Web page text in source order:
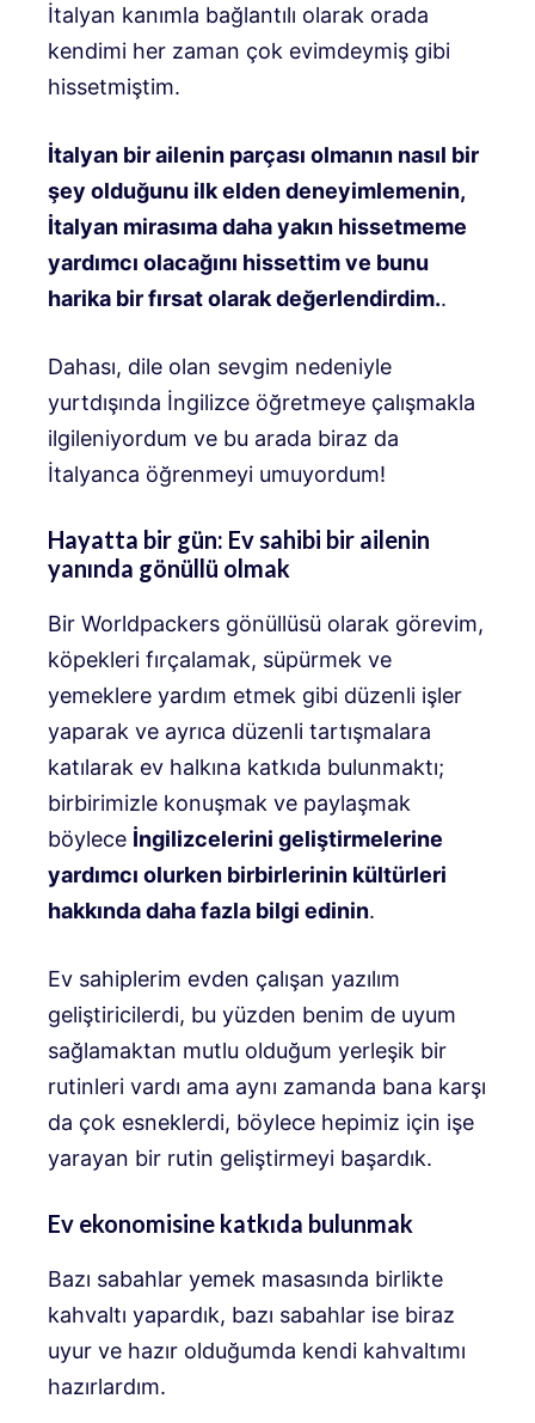
İtalyan kanımla bağlantılı olarak orada
kendimi her zaman çok evimdeymiş gibi
hissetmiştim.
İtalyan bir ailenin parçası olmanın nasıl bir
şey olduğunu ilk elden deneyimlemenin,
İtalyan mirasıma daha yakın hissetmeme
yardımcı olacağını hissettim ve bunu
harika bir fırsat olarak değerlendirdim..
Dahası, dile olan sevgim nedeniyle
yurtdışında İngilizce öğretmeye çalışmakla
ilgileniyordum ve bu arada biraz da
İtalyanca öğrenmeyi umuyordum!
Hayatta bir gün: Ev sahibi bir ailenin
yanında gönüllü olmak
Bir Worldpackers gönüllüsü olarak görevim,
köpekleri fırçalamak, süpürmek ve
yemeklere yardım etmek gibi düzenli işler
yaparak ve ayrıca düzenli tartışmalara
katılarak ev halkına katkıda bulunmaktı;
birbirimizle konuşmak ve paylaşmak
böylece İngilizcelerini geliştirmelerine
yardımcı olurken birbirlerinin kültürleri
hakkında daha fazla bilgi edinin.
Ev sahiplerim evden çalışan yazılım
geliştiricilerdi, bu yüzden benim de uyum
sağlamaktan mutlu olduğum yerleşik bir
rutinleri vardı ama aynı zamanda bana karşı
da çok esneklerdi, böylece hepimiz için işe
yarayan bir rutin geliştirmeyi başardık.
Ev ekonomisine katkıda bulunmak
Bazı sabahlar yemek masasında birlikte
kahvaltı yapardık, bazı sabahlar ise biraz
uyur ve hazır olduğumda kendi kahvaltımı
hazırlardım.